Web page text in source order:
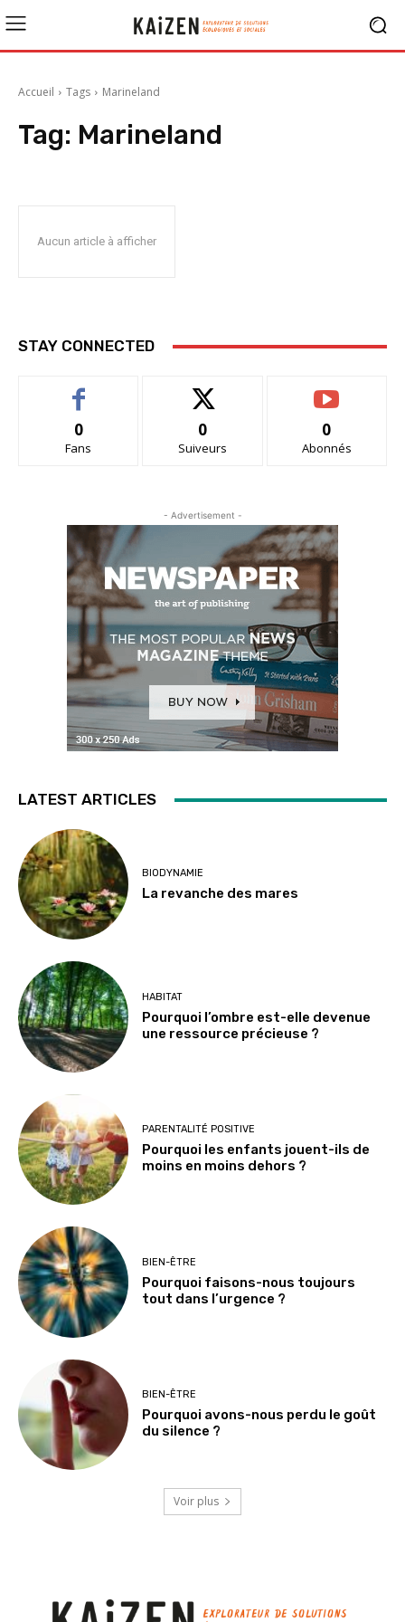
Accueil Tags Marineland
Tag: Marineland
Aucun article à afficher
STAY CONNECTED
0
Fans
0
Suiveurs
0
Abonnés
- Advertisement -
LATEST ARTICLES
BIODYNAMIE
La revanche des mares
HABITAT
Pourquoi l’ombre est-elle devenue
une ressource précieuse ?
PARENTALITÉ POSITIVE
Pourquoi les enfants jouent-ils de
moins en moins dehors ?
BIEN-ÊTRE
Pourquoi faisons-nous toujours
tout dans l’urgence ?
BIEN-ÊTRE
Pourquoi avons-nous perdu le goût
du silence ?
Voir plus